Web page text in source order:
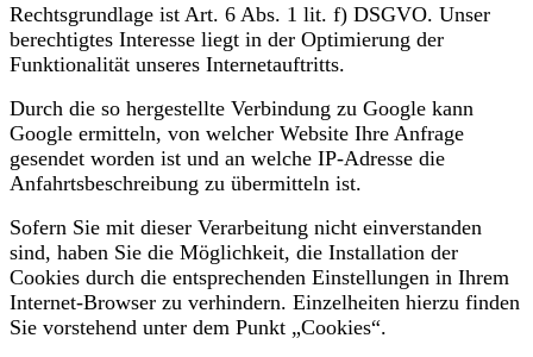
Rechtsgrundlage ist Art. 6 Abs. 1 lit. f) DSGVO. Unser
berechtigtes Interesse liegt in der Optimierung der
Funktionalität unseres Internetauftritts.
Durch die so hergestellte Verbindung zu Google kann
Google ermitteln, von welcher Website Ihre Anfrage
gesendet worden ist und an welche IP-Adresse die
Anfahrtsbeschreibung zu übermitteln ist.
Sofern Sie mit dieser Verarbeitung nicht einverstanden
sind, haben Sie die Möglichkeit, die Installation der
Cookies durch die entsprechenden Einstellungen in Ihrem
Internet-Browser zu verhindern. Einzelheiten hierzu finden
Sie vorstehend unter dem Punkt „Cookies“.